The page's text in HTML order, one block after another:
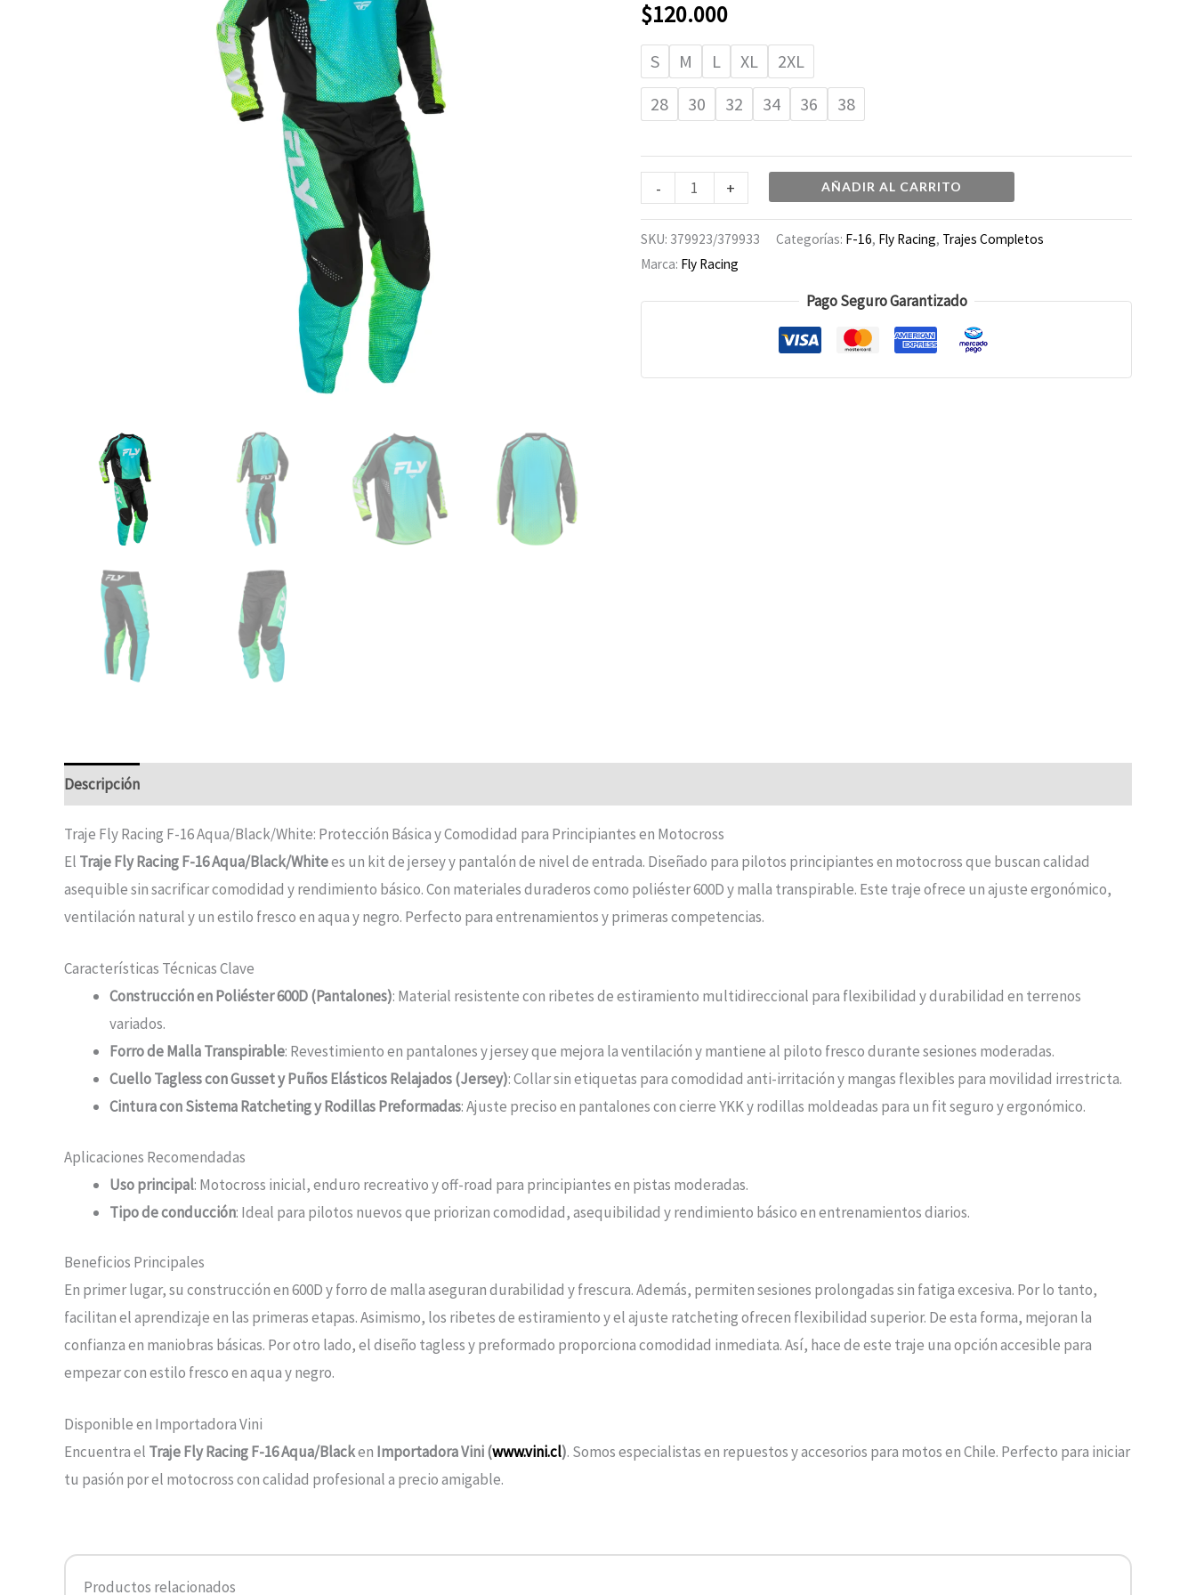
$120.000
S M L XL
2XL
28
30 32 34 36 38
-
Aqua/Black/White
cantidad
+ AÑADIR AL CARRITO
SKU: 379923/379933 Categorías: F-16, Fly Racing, Trajes Completos
Marca: Fly Racing
Pago Seguro Garantizado
Descripción
Traje Fly Racing F-16 Aqua/Black/White: Protección Básica y Comodidad para Principiantes en Motocross
El Traje Fly Racing F-16 Aqua/Black/Whitees un kit de jersey y pantalón de nivel de entrada. Diseñado para pilotos principiantes en motocross que buscan calidad
asequible sin sacrificar comodidad y rendimiento básico. Con materiales duraderos como poliéster 600D y malla transpirable. Este traje ofrece un ajuste ergonómico,
ventilación natural y un estilo fresco en aqua y negro. Perfecto para entrenamientos y primeras competencias.
Características Técnicas Clave
Construcción en Poliéster 600D (Pantalones): Material resistente con ribetes de estiramiento multidireccional para flexibilidad y durabilidad en terrenos
variados.
Forro de Malla Transpirable: Revestimiento en pantalones y jersey que mejora la ventilación y mantiene al piloto fresco durante sesiones moderadas.
Cuello Tagless con Gusset y Puños Elásticos Relajados (Jersey): Collar sin etiquetas para comodidad anti-irritación y mangas flexibles para movilidad irrestricta.
Cintura con Sistema Ratcheting y Rodillas Preformadas: Ajuste preciso en pantalones con cierre YKK y rodillas moldeadas para un fit seguro y ergonómico.
Aplicaciones Recomendadas
Uso principal: Motocross inicial, enduro recreativo y off-road para principiantes en pistas moderadas.
Tipo de conducción: Ideal para pilotos nuevos que priorizan comodidad, asequibilidad y rendimiento básico en entrenamientos diarios.
Beneficios Principales
En primer lugar, su construcción en 600D y forro de malla aseguran durabilidad y frescura. Además, permiten sesiones prolongadas sin fatiga excesiva. Por lo tanto,
facilitan el aprendizaje en las primeras etapas. Asimismo, los ribetes de estiramiento y el ajuste ratcheting ofrecen flexibilidad superior. De esta forma, mejoran la
confianza en maniobras básicas. Por otro lado, el diseño tagless y preformado proporciona comodidad inmediata. Así, hace de este traje una opción accesible para
empezar con estilo fresco en aqua y negro.
Disponible en Importadora Vini
Encuentra el Traje Fly Racing F-16 Aqua/Blacken Importadora Vini (www.vini.cl). Somos especialistas en repuestos y accesorios para motos en Chile. Perfecto para iniciar
tu pasión por el motocross con calidad profesional a precio amigable.
Productos relacionados